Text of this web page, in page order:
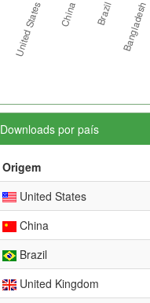
Downloads por país
Origem
United States
China
Brazil
United Kingdom